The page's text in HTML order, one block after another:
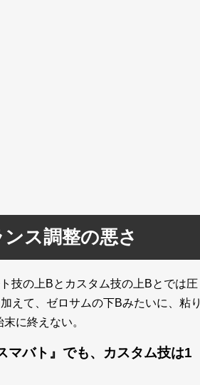
ス調整の悪さ
技の上Bとカスタム技の上Bとでは圧
えて、ゼロサムの下Bみたいに、粘り
に終えない。
マバト』でも、カスタム技は1